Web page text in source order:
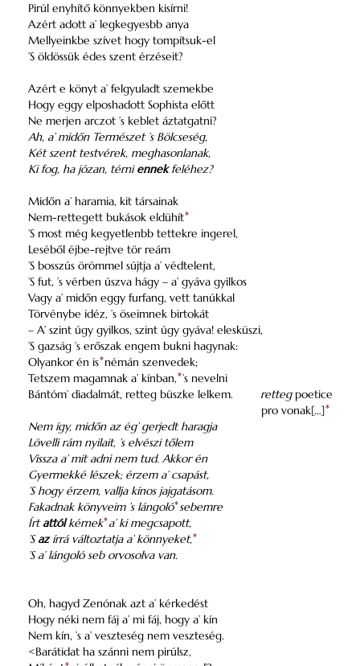
Pirúl enyhítő könnyekben kisírni!
Azért adott a’ legkegyesbb anya
Mellyeinkbe szívet hogy tompítsuk-el
’S öldössük édes szent érzéseit?
Azért e könyt a’ felgyuladt szemekbe
Hogy eggy elposhadott Sophista előtt
Ne merjen arczot ’s keblet áztatgatni?
Ah, a’ midőn Természet ’s Bölcseség,
Két szent testvérek, meghasonlanak,
Ki fog, ha józan, térniennekfeléhez?
Midőn a’ haramia, kit társainak
Nem-rettegett bukások eldühít*
’S most még kegyetlenbb tettekre ingerel,
Leséből éjbe-rejtve tör reám
’S bosszús örömmel sújtja a’ védtelent,
’S fut, ’s vérben úszva hágy – a’ gyáva gyilkos
Vagy a’ midőn eggy furfang, vett tanúkkal
Törvénybe idéz, ’s öseimnek birtokát
– A’ szint úgy gyilkos, szint úgy gyáva! elesküszi,
’S gazság ’s erőszak engem bukni hagynak:
Olyankor én is*némán szenvedek;
Tetszem magamnak a’ kínban,*’s nevelni
Bántóm’ diadalmát, retteg büszke lelkem.
rettegpoetice
pro vonak[…]*
Nem így, midőn az ég’ gerjedt haragja
Lövelli rám nyilait, ’s elvészi tőlem
Vissza a’ mit adni nem tud. Akkor én
Gyermekké lészek; érzem a’ csapást,
’S hogy érzem, vallja kínos jajgatásom.
Fakadnak könyveim ’s lángoló*sebemre
Írtattólkérnek*a’ ki megcsapott,
’Sazírrá változtatja a’ könnyeket,*
’S a’ lángoló seb orvosolva van.
Oh, hagyd Zenónak azt a’ kérkedést
Hogy néki nem fáj a’ mi fáj, hogy a’ kín
Nem kín, ’s a’ veszteség nem veszteség.
<Barátidat ha szánni nem pirúlsz,